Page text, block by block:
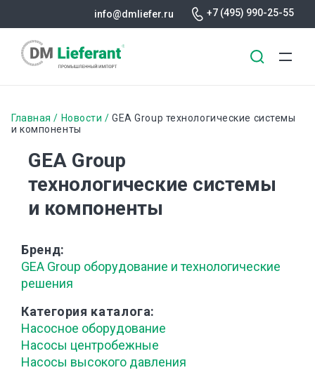
основному
info@dmliefer.ru +7 (495) 990-25-55
Строка
навигации
Главная Новости
GEA Group технологические системы
и компоненты
GEA Group
технологические системы
и компоненты
Бренд
GEA Group оборудование и технологические
решения
Категория каталога
Насосное оборудование
Насосы центробежные
Насосы высокого давления